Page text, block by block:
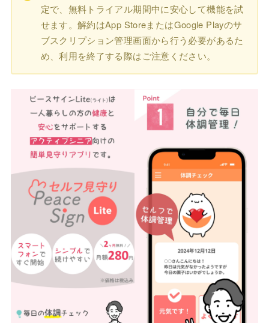
定で、無料トライアル期間中に安心して機能を試
せます。解約はApp StoreまたはGoogle Playのサ
ブスクリプション管理画面から行う必要があるた
め、利用を終了する際はご注意ください。